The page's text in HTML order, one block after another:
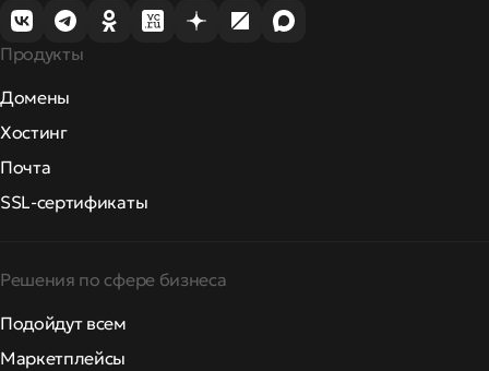
Продукты
Домены
Хостинг
Почта
SSL-сертификаты
Решения по сфере бизнеса
Подойдут всем
Маркетплейсы